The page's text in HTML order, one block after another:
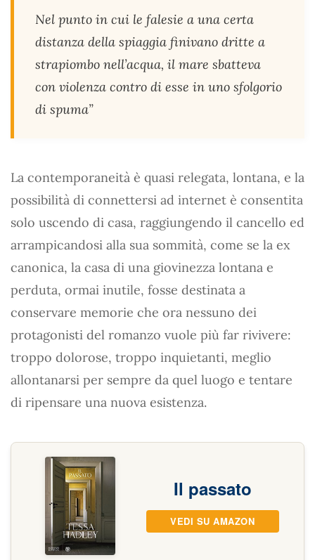
Nel punto in cui le falesie a una certa
distanza della spiaggia finivano dritte a
strapiombo nell’acqua, il mare sbatteva
con violenza contro di esse in uno sfolgorio
di spuma”
La contemporaneità è quasi relegata, lontana, e la
possibilità di connettersi ad internet è consentita
solo uscendo di casa, raggiungendo il cancello ed
arrampicandosi alla sua sommità, come se la ex
canonica, la casa di una giovinezza lontana e
perduta, ormai inutile, fosse destinata a
conservare memorie che ora nessuno dei
protagonisti del romanzo vuole più far rivivere:
troppo dolorose, troppo inquietanti, meglio
allontanarsi per sempre da quel luogo e tentare
di ripensare una nuova esistenza.
Il passato
VEDI SU AMAZON